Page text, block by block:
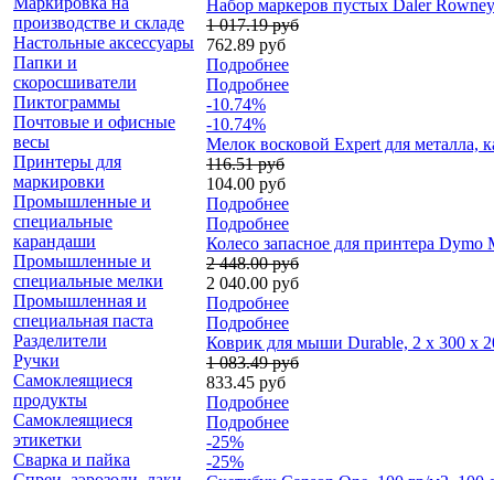
производстве и складе
Настольные аксессуары
Папки и
скоросшиватели
Пиктограммы
Почтовые и офисные
весы
Принтеры для
маркировки
Промышленные и
специальные
карандаши
Промышленные и
специальные мелки
Промышленная и
специальная паста
Разделители
Ручки
Самоклеящиеся
продукты
Самоклеящиеся
этикетки
Сварка и пайка
Набор маркеров пустых Daler
1 017.19 руб
762.89 руб
Подробнее
Подробнее
-10.74%
-10.74%
Мелок восковой Expert для металла,
116.51 руб
104.00 руб
Подробнее
Подробнее
Колесо запасное для принтера Dymo
2 448.00 руб
2 040.00 руб
Подробнее
Подробнее
Коврик для мыши Durable, 2 x 300 x
1 083.49 руб
833.45 руб
Подробнее
Подробнее
-25%
-25%